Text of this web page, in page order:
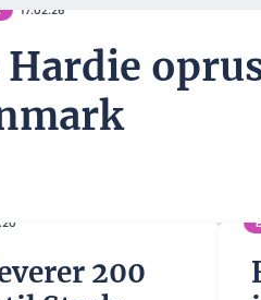
17.02.26
Hardie
200